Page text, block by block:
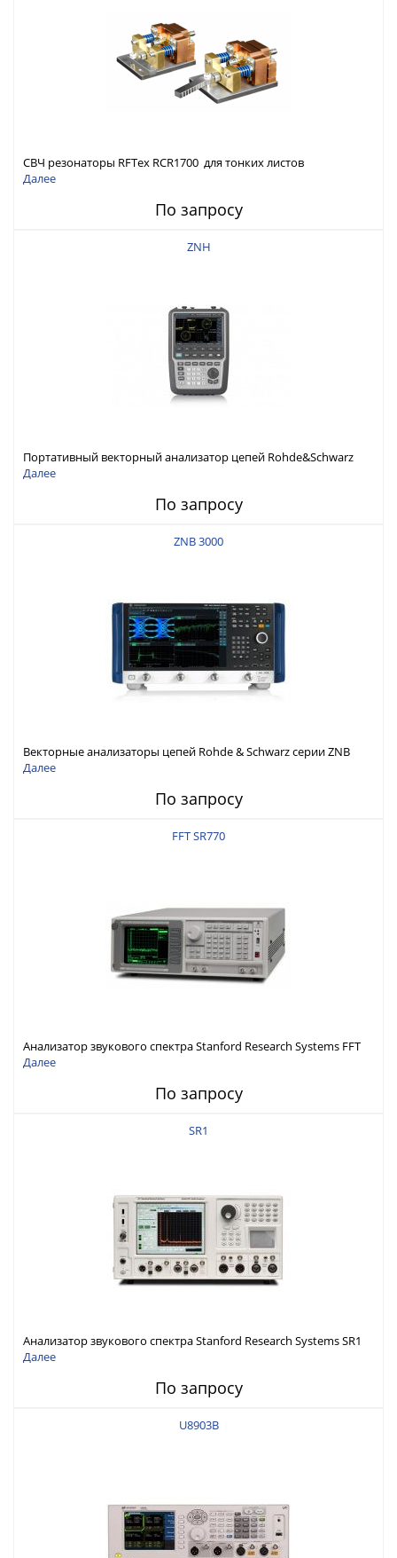
СВЧ резонаторы RFTex RCR1700 для тонких листов
Далее
По запросу
ZNH
Портативный векторный анализатор цепей Rohde&Schwarz
ZNH с диапазоном частот от 30 кГц до 26,5 ГГц
Далее
По запросу
ZNB 3000
Векторные анализаторы цепей Rohde & Schwarz серии ZNB
3000 с диапазоном частот от 9 кГц до 54 ГГц
Далее
По запросу
FFT SR770
Анализатор звукового спектра Stanford Research Systems FFT
SR770
Далее
По запросу
SR1
Анализатор звукового спектра Stanford Research Systems SR1
Далее
По запросу
U8903B